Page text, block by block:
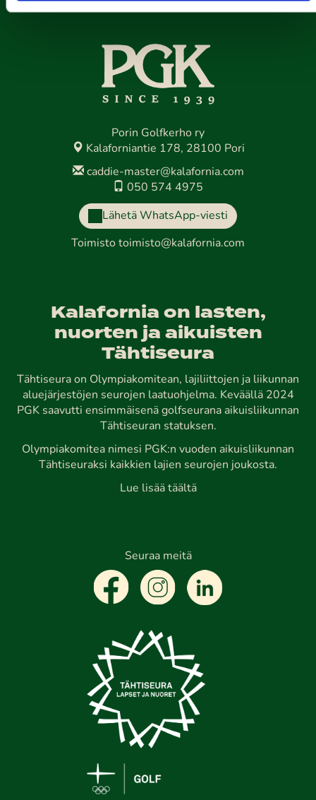
Porin Golfkerho ry
Kalaforniantie 178, 28100 Pori
caddie-master@kalafornia.com
050 574 4975
Lähetä WhatsApp-viesti
Toimisto toimisto@kalafornia.com
Kalafornia on lasten,
nuorten ja aikuisten
Tähtiseura
Tähtiseura on Olympiakomitean, lajiliittojen ja liikunnan
aluejärjestöjen seurojen laatuohjelma. Keväällä 2024
PGK saavutti ensimmäisenä golfseurana aikuisliikunnan
Tähtiseuran statuksen.
Olympiakomitea nimesi PGK:n vuoden aikuisliikunnan
Tähtiseuraksi kaikkien lajien seurojen joukosta.
Lue lisää täältä
Seuraa meitä